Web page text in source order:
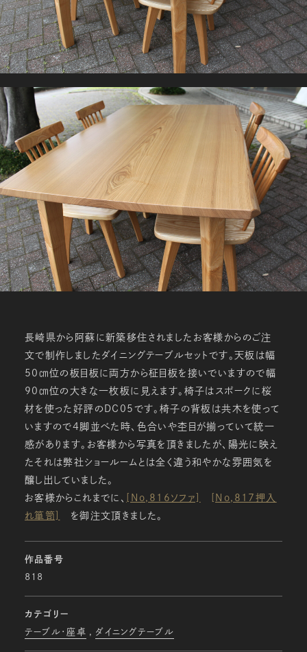
長崎県から阿蘇に新築移住されましたお客様からのご注
文で制作しましたダイニングテーブルセットです。天板は幅
50㎝位の板目板に両方から柾目板を接いでいますので幅
90㎝位の大きな一枚板に見えます。椅子はスポークに桜
材を使った好評のＤＣ05です。椅子の背板は共木を使って
いますので4脚並べた時、色合いや杢目が揃っていて統一
感があります。お客様から写真を頂きましたが、陽光に映え
たそれは弊社ショールームとは全く違う和やかな雰囲気を
醸し出していました。
お客様からこれまでに、 [No,816ソファ] [No,817押入
れ箪笥] を御注文頂きました。
作品番号
818
カテゴリー
テーブル・座卓 ダイニングテーブル